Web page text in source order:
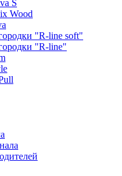
S
Wood
"R-line soft"
"R-line"